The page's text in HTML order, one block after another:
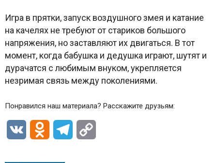
Игра в прятки, запуск воздушного змея и катание
на качелях не требуют от стариков большого
напряжения, но заставляют их двигаться. В тот
момент, когда бабушка и дедушка играют, шутят и
дурачатся с любимым внуком, укрепляется
незримая связь между поколениями.
Понравился наш материала? Расскажите друзьям:
VK Odnoklassniki
Telegram